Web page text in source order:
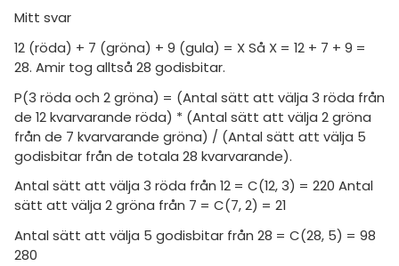
Mitt svar
12 (röda) + 7 (gröna) + 9 (gula) = X Så X = 12 + 7 + 9 =
28. Amir tog alltså 28 godisbitar.
P(3 röda och 2 gröna) = (Antal sätt att välja 3 röda från
de 12 kvarvarande röda) * (Antal sätt att välja 2 gröna
från de 7 kvarvarande gröna) / (Antal sätt att välja 5
godisbitar från de totala 28 kvarvarande).
Antal sätt att välja 3 röda från 12 = C(12, 3) = 220 Antal
sätt att välja 2 gröna från 7 = C(7, 2) = 21
Antal sätt att välja 5 godisbitar från 28 = C(28, 5) = 98
280
Allmänna villkor
Cookie-inställningar
diskussioner